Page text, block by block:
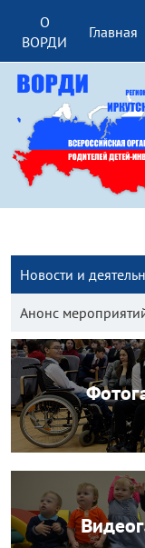
О
ВОРДИ
Главная
Новости и
Анонс